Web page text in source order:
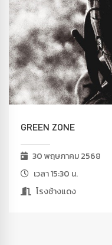
GREEN ZONE
30 พฤษภาคม 2568
เวลา 15:30 น.
โรงช้างแดง